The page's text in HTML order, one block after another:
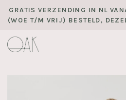
GRATIS VERZENDING IN NL
(WOE T/M VRIJ) BESTELD,